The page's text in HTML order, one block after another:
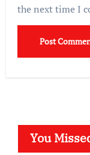
the next time I
You